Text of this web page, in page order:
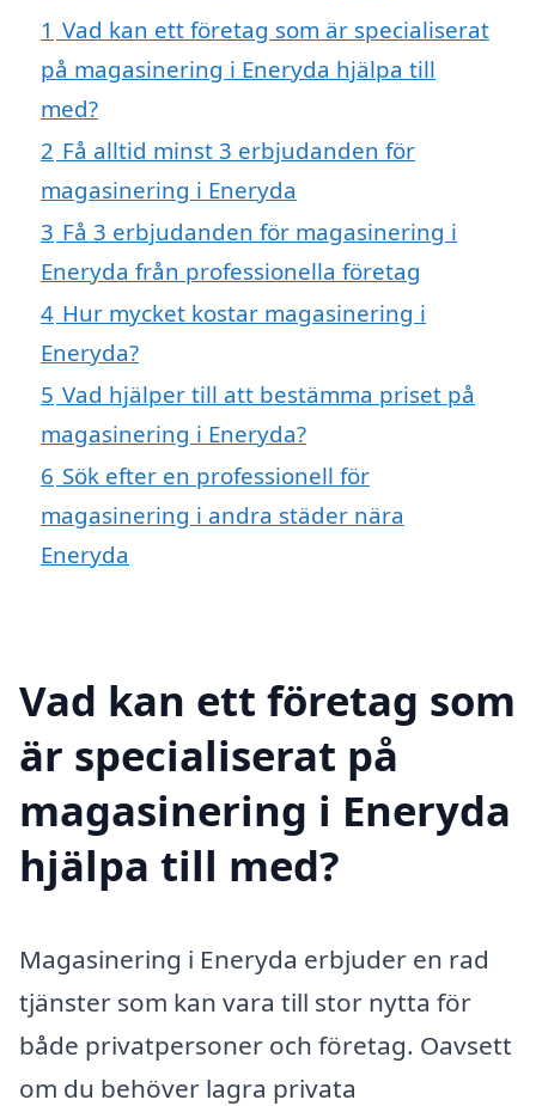
1 Vad kan ett företag som är specialiserat
på magasinering i Eneryda hjälpa till
med?
2 Få alltid minst 3 erbjudanden för
magasinering i Eneryda
3 Få 3 erbjudanden för magasinering i
Eneryda från professionella företag
4 Hur mycket kostar magasinering i
Eneryda?
5 Vad hjälper till att bestämma priset på
magasinering i Eneryda?
6 Sök efter en professionell för
magasinering i andra städer nära
Eneryda
Vad kan ett företag som
är specialiserat på
magasinering i Eneryda
hjälpa till med?
Magasinering i Eneryda erbjuder en rad
tjänster som kan vara till stor nytta för
både privatpersoner och företag. Oavsett
om du behöver lagra privata